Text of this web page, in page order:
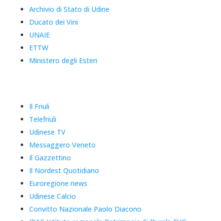
Archivio di Stato di Udine
Ducato dei Vini
UNAIE
ETTW
Ministero degli Esteri
Il Friuli
Telefriuli
Udinese TV
Messaggero Veneto
Il Gazzettino
Il Nordest Quotidiano
Euroregione news
Udinese Calcio
Convitto Nazionale Paolo Diacono